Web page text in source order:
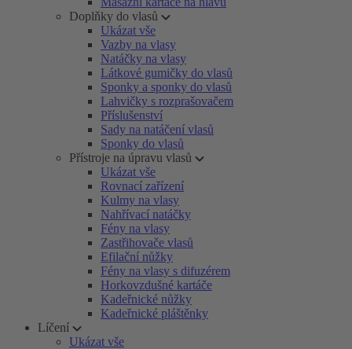
Doplňky do vlasů
Ukázat vše
Vazby na vlasy
Natáčky na vlasy
Látkové gumičky do vlasů
Sponky a sponky do vlasů
Lahvičky s rozprašovačem
Příslušenství
Sady na natáčení vlasů
Sponky do vlasů
Přístroje na úpravu vlasů
Ukázat vše
Rovnací zařízení
Kulmy na vlasy
Nahřívací natáčky
Fény na vlasy
Zastřihovače vlasů
Efilační nůžky
Fény na vlasy s difuzérem
Horkovzdušné kartáče
Kadeřnické nůžky
Kadeřnické pláštěnky
Líčení
Ukázat vše